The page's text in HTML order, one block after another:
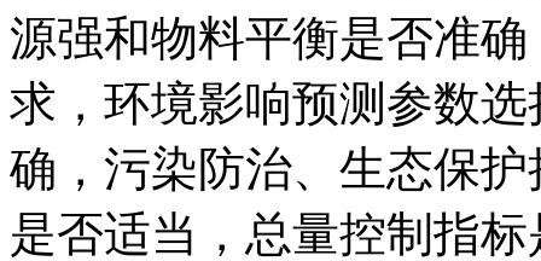
源强和物料平衡是否准
求，环境影响预测参数
确，污染防治、生态保
是否适当，总量控制指